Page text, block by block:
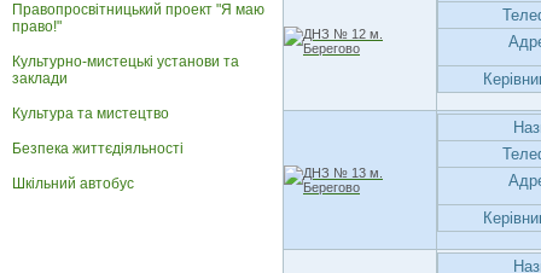
Правопросвітницький проект "Я маю
право!"
Культурно-мистецькі установи та
заклади
Культура та мистецтво
Безпека життєдіяльності
Шкільний автобус